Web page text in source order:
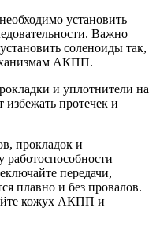
установить
Важно
соленоиды так,
АКПП.
и уплотнители на
протечек и
прокладок и
работоспособности
передачи,
плавно и без провалов.
кожух АКПП и